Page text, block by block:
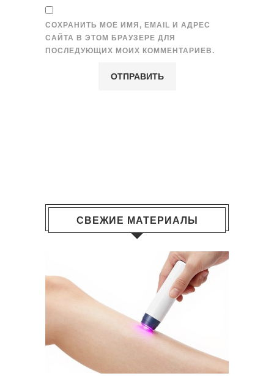
СОХРАНИТЬ МОЁ ИМЯ, EMAIL И АДРЕС
САЙТА В ЭТОМ БРАУЗЕРЕ ДЛЯ
ПОСЛЕДУЮЩИХ МОИХ КОММЕНТАРИЕВ.
СВЕЖИЕ МАТЕРИАЛЫ